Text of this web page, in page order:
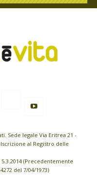
Sede legale Via Eritrea 21 -
al Registro delle
(Precedentemente
del 7/04/1973)